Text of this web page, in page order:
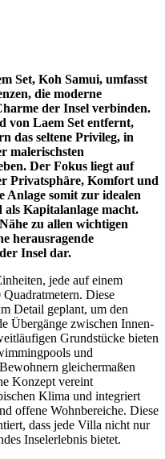
Set, Koh Samui, umfasst
die moderne
der Insel verbinden.
von Laem Set entfernt,
das seltene Privileg, in
malerischsten
Der Fokus liegt auf
Privatsphäre, Komfort und
somit zur idealen
Kapitalanlage macht.
zu allen wichtigen
herausragende
Insel dar.
jede auf einem
Diese
Detail geplant, um den
Übergänge zwischen Innen-
Grundstücke bieten
und
gleichermaßen
Konzept vereint
Klima und integriert
offene Wohnbereiche. Diese
dass jede Villa nicht nur
Inselerlebnis bietet.